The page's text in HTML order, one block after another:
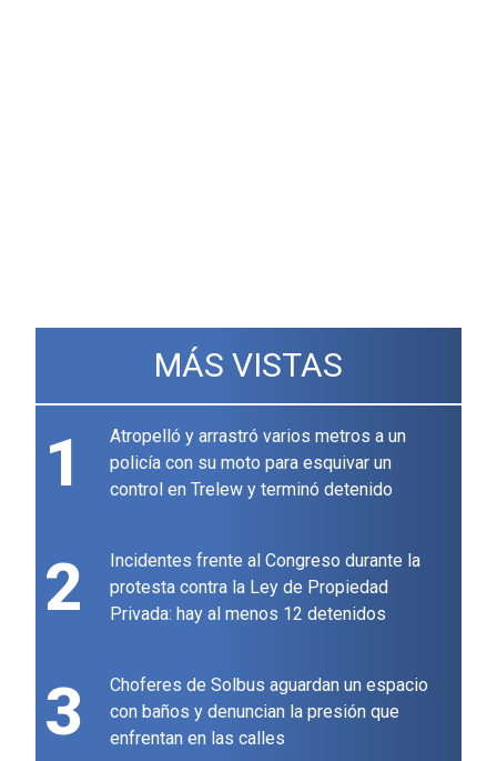
MÁS VISTAS
1
Atropelló y arrastró varios metros a un
policía con su moto para esquivar un
control en Trelew y terminó detenido
2
Incidentes frente al Congreso durante la
protesta contra la Ley de Propiedad
Privada: hay al menos 12 detenidos
3
Choferes de Solbus aguardan un espacio
con baños y denuncian la presión que
enfrentan en las calles